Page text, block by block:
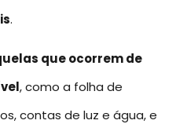
.
que ocorrem de
, como a folha de
contas de luz e água, e